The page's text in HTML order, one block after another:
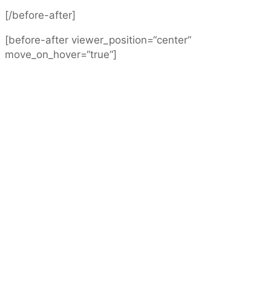
[/before-after]
[before-after viewer_position=“center“
move_on_hover=“true“]